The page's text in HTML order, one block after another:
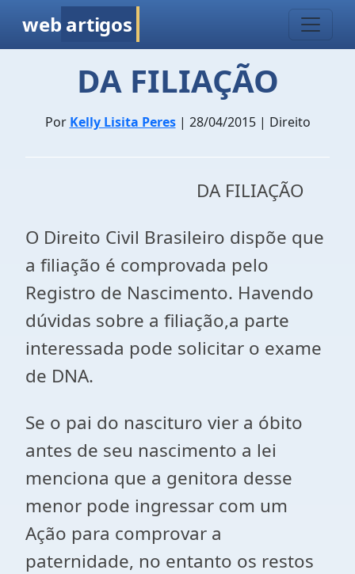
web artigos
DA FILIAÇÃO
Por Kelly Lisita Peres| 28/04/2015 | Direito
DA FILIAÇÃO
O Direito Civil Brasileiro dispõe que
a filiação é comprovada pelo
Registro de Nascimento. Havendo
dúvidas sobre a filiação,a parte
interessada pode solicitar o exame
de DNA.
Se o pai do nascituro vier a óbito
antes de seu nascimento a lei
menciona que a genitora desse
menor pode ingressar com um
Ação para comprovar a
paternidade, no entanto os restos